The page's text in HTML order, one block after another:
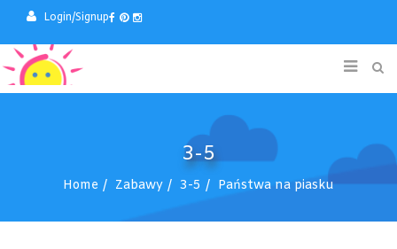
Login/Signup
3-5
Home Zabawy 3-5 Państwa na piasku